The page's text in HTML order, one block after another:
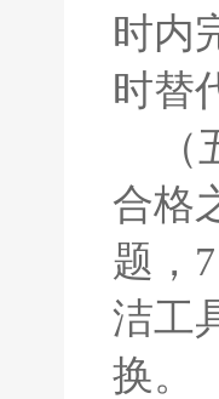
时内
时替
合格
题，
洁工
换。